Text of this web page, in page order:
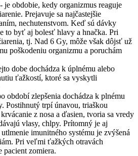
- je obdobie, kedy organizmus reaguje
Prejavuje sa najčastejšie
nechutenstvom. Keď sú dávky
to byť aj bolesť hlavy a hnačka. Pri
tj. Nad 6 Gy, môže však dôjsť už
poškodeniu organizmu a poruchám
dobe dochádza k úplnému alebo
ťažkostí, ktoré sa vyskytli
období zlepšenia dochádza k plnému
Postihnutý trpí únavou, triaškou
z nosa a ďasien, tvoria sa vredy
vlasy, chlpy. Prítomný je aj
imunitného systému je zvýšená
Pri veľmi ťažkých otravách
pacient zomiera.